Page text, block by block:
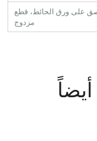
على ورق الحائط، قطع
مزدوج